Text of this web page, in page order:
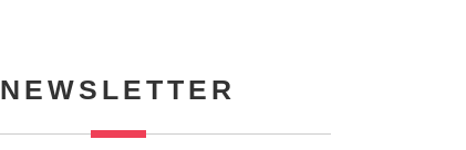
NEWSLETTER